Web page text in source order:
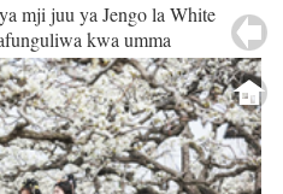
mji juu ya Jengo la White
kwa umma